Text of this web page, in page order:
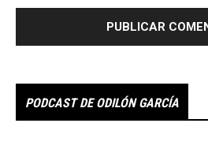
PODCAST DE ODILÓN GARCÍA